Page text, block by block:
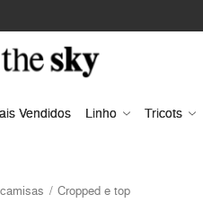
Vendidos Linho Tricots
Cropped e top